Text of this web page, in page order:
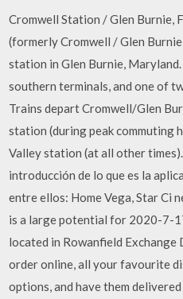
Cromwell Station / Glen Burnie,
(formerly Cromwell / Glen
station in Glen Burnie,
southern terminals, and one of
Trains depart Cromwell/Glen
station (during peak commuting
Valley station (at all other
introducción de lo que es la
entre ellos: Home Vega, Star Ci
is a large potential for 2020-7-
located in Rowanfield Exchange
order online, all your favourite
options, and have them